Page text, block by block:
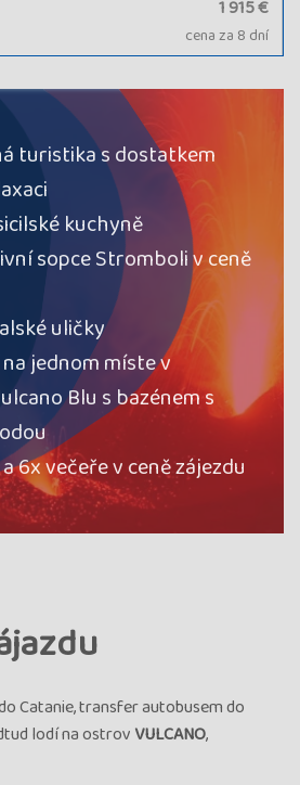
28.06. - 05.07.26 nedeľa - nedeľa
26LIP01102
cena za 8 dní
termín
Jarka Pechová
26LIP01103
1 915 €
cena za 8 dní
termín
vypredaný
turistika s dostatkem
kuchyně
sopce Stromboli v ceně
uličky
jednom míste v
Blu s bazénem s
6x večeře v ceně zájezdu
Catanie, transfer autobusem do
lodí na ostrov VULCANO,